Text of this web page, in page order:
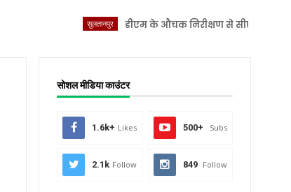
डीएम के औचक निरीक्षण से सीएचसी लंभुआ में
सोशल मीडिया काउंटर
1.6k+ Likes 500+ Subs
2.1k Follow 849 Follow